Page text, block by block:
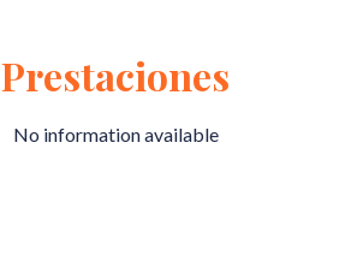
Prestaciones
No information available